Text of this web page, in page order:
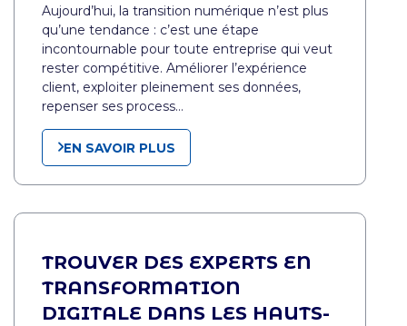
Aujourd’hui, la transition numérique n’est plus
qu’une tendance : c’est une étape
incontournable pour toute entreprise qui veut
rester compétitive. Améliorer l’expérience
client, exploiter pleinement ses données,
repenser ses process…
EN SAVOIR PLUS
TROUVER DES EXPERTS EN
TRANSFORMATION
DIGITALE DANS LES HAUTS-